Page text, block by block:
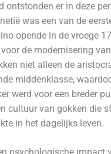
ontstonden er in deze
was een van de
opende in de vroege
de modernisering
niet alleen de
middenklasse,
werd voor een breder
cultuur van gokken die
in het dagelijks leven.